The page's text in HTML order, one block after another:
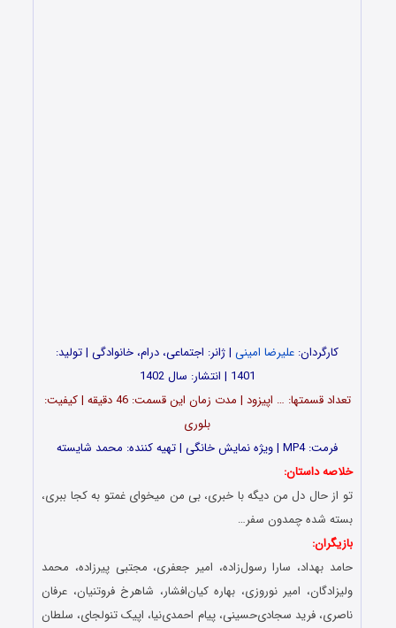
کارگردان: علیرضا امینی | ژانر: اجتماعی، درام، خانوادگی | تولید:
1401 | انتشار: سال 1402
تعداد قسمت‎ها: … اپیزود | مدت زمان این قسمت: 46 دقیقه | کیفیت:
بلوری
فرمت: MP4 | ویژه نمایش خانگی | تهیه کننده: محمد شایسته
خلاصه داستان:
تو از حال دل من دیگه با خبری، بی من میخوای غمتو به کجا ببری،
بسته شده چمدون سفر…
بازیگران:
حامد بهداد، سارا رسول‌زاده، امیر جعفری، مجتبی پیرزاده، محمد
ولیزادگان، امیر نوروزی، بهاره کیان‌افشار، شاهرخ فروتنیان، عرفان
ناصری، فرید سجادی‌حسینی، پیام احمدی‌نیا، اپیک تنولجای، سلطان